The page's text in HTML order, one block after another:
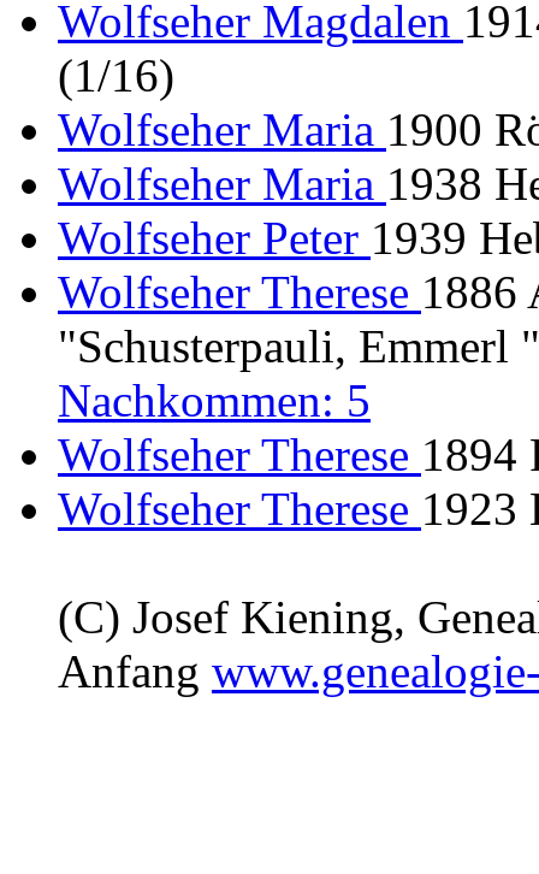
Wolfseher Magdalen
(1/16)
Wolfseher Maria 1900
Wolfseher Maria 1938
Wolfseher Peter 1939
Wolfseher Therese 1886
"Schusterpauli, Emmerl
Nachkommen: 5
Wolfseher Therese 1894
Wolfseher Therese 1923
(C) Josef Kiening,
Anfang